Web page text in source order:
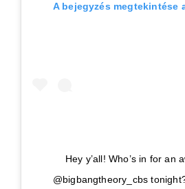
A bejegyzés megtekintése
Hey y’all! Who’s in for an
@bigbangtheory_cbs